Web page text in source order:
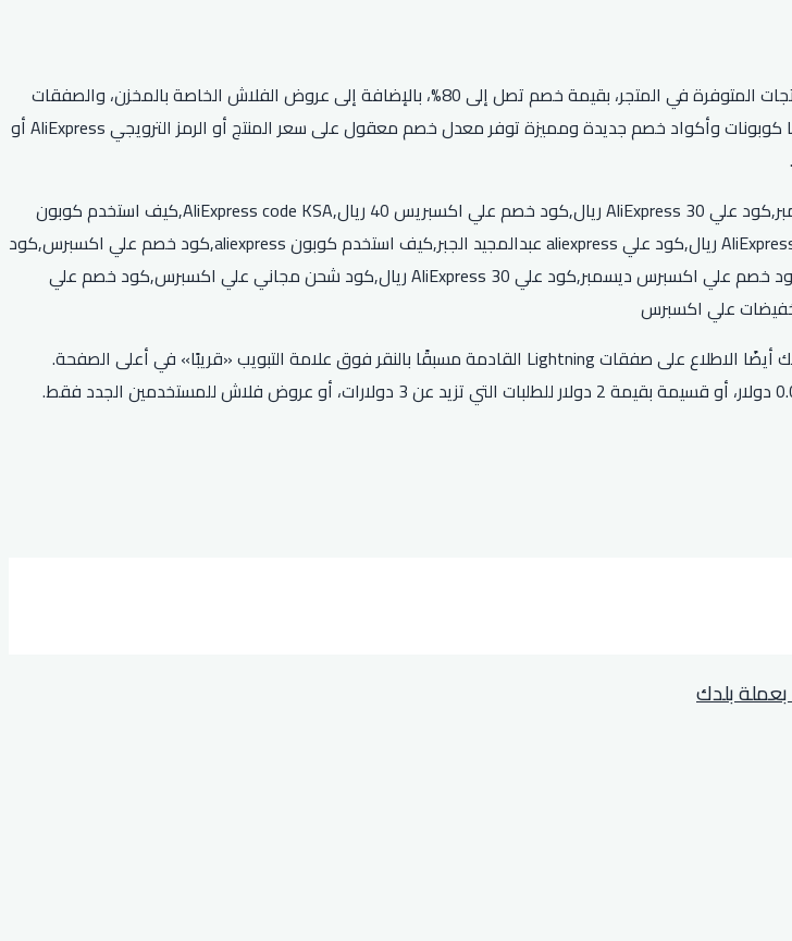
يقدم موقع علي اكسبرس مجموعة من العروض والخصومات الخاصة على جميع المنتجات والمنتجات المتوفرة في المتجر، بقيمة خصم تصل إلى 80%، بالإضافة إلى عروض الفلاش الخاصة بالمخزن، والصفقات
اليومية والأسبوعية، وصفقات الشحن والتوصيل المجاني على الطلبات المتعددة. يقدم المتجر أيضًا كوبونات وأكواد خصم جديدة ومميزة توفر معدل خصم معقول على سعر المنتج أو الرمز الترويجي AliExpress أو
كود خصم علي اكسبرس أول طلب,كود خصم علي اكسبرس 2026,كود خصم علي اكسبرس ديسمبر,كود علي AliExpress 30 ريال,كود خصم علي اكسبريس 40 ريال,AliExpress code KSA,كيف استخدم كوبون
aliexpress,كود علي aliexpress عبدالمجيد الجبر,كود خصم علي اكسبرس أول طلب,كود علي AliExpress 30 ريال,كود علي aliexpress عبدالمجيد الجبر,كيف استخدم كوبون aliexpress,كود خصم علي اكسبرس,كود
خصم علي اكسبرس 2026,كود خصم علي اكسبرس ديسمبر,,كود خصم علي اكسبريس 40 ريال,كود خصم علي اكسبرس ديسمبر,كود علي AliExpress 30 ريال,كود شحن مجاني علي اكسبرس,كود خصم علي
قم بزيارة قسم Lightning Sale للعثور على عروض الصفقات المتوفرة فقط لمدة 48 ساعة. يمكنك أيضًا الاطلاع على صفقات Lightning القادمة مسبقًا بالنقر فوق علامة التبويب «قريبًا» في أعلى الصفحة.
يمكن للمستخدمين الجدد طلب هدية مجانية من AliExpress. يمكنك الاختيار بين منتجات بقيمة 0.01 دولار، أو قسيمة بقيمة 2 دولار للطلبات التي تزيد عن 3 دولارات، أو عروض فلاش للمستخدمين الجدد فقط.